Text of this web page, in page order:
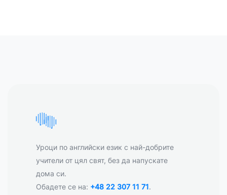
Уроци по английски език с най-добрите
учители от цял свят, без да напускате
дома си.
Обадете се на: +48 22 307 11 71.